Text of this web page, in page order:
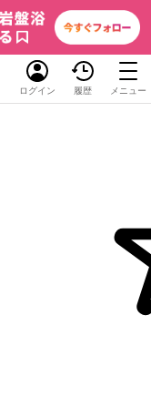
ログイン 履歴 メニュー